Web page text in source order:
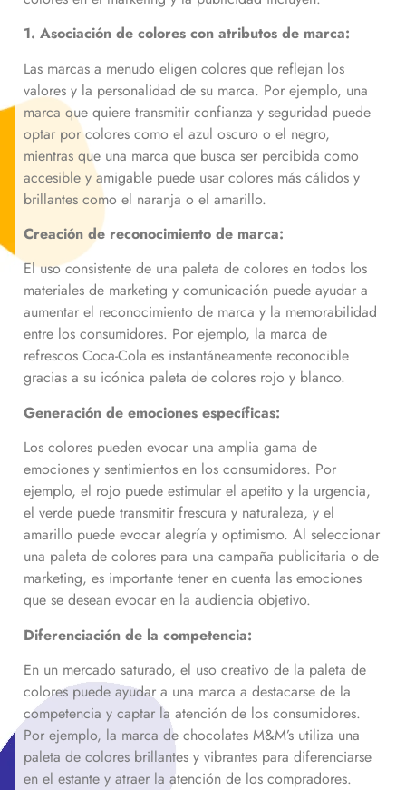
1. Asociación de colores con atributos de marca:
Las marcas a menudo eligen colores que reflejan los
valores y la personalidad de su marca. Por ejemplo, una
marca que quiere transmitir confianza y seguridad puede
optar por colores como el azul oscuro o el negro,
mientras que una marca que busca ser percibida como
accesible y amigable puede usar colores más cálidos y
brillantes como el naranja o el amarillo.
Creación de reconocimiento de marca:
El uso consistente de una paleta de colores en todos los
materiales de marketing y comunicación puede ayudar a
aumentar el reconocimiento de marca y la memorabilidad
entre los consumidores. Por ejemplo, la marca de
refrescos Coca-Cola es instantáneamente reconocible
gracias a su icónica paleta de colores rojo y blanco.
Generación de emociones específicas:
Los colores pueden evocar una amplia gama de
emociones y sentimientos en los consumidores. Por
ejemplo, el rojo puede estimular el apetito y la urgencia,
el verde puede transmitir frescura y naturaleza, y el
amarillo puede evocar alegría y optimismo. Al seleccionar
una paleta de colores para una campaña publicitaria o de
marketing, es importante tener en cuenta las emociones
que se desean evocar en la audiencia objetivo.
Diferenciación de la competencia:
En un mercado saturado, el uso creativo de la paleta de
colores puede ayudar a una marca a destacarse de la
competencia y captar la atención de los consumidores.
Por ejemplo, la marca de chocolates M&M’s utiliza una
paleta de colores brillantes y vibrantes para diferenciarse
en el estante y atraer la atención de los compradores.